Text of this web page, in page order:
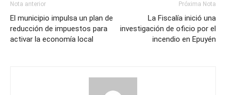
Nota anterior
El municipio impulsa un plan de
reducción de impuestos para
activar la economía local
Próxima Nota
La Fiscalía inició una
investigación de oficio por el
incendio en Epuyén